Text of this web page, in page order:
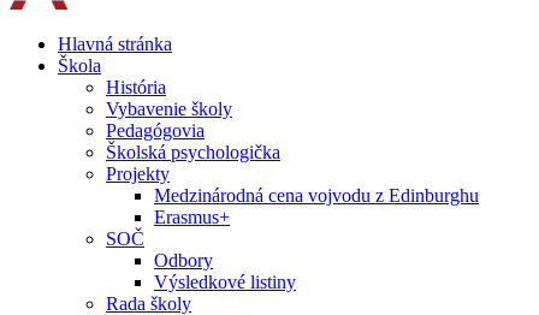
Hlavná stránka
Škola
História
Vybavenie školy
Pedagógovia
Školská psychologička
Projekty
Medzinárodná cena vojvodu z Edinburghu
Erasmus+
SOČ
Odbory
Výsledkové listiny
Rada školy